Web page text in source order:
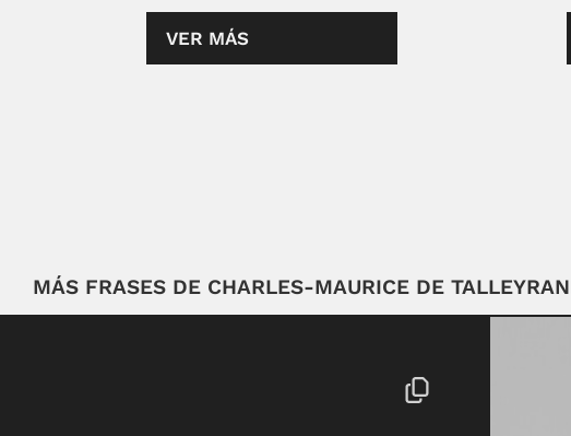
VER MÁS
MÁS FRASES DE CHARLES-MAURICE DE